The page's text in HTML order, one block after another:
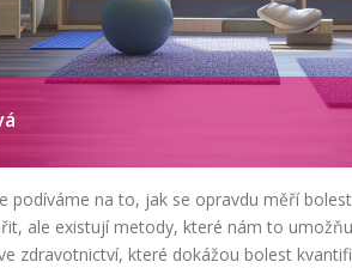
podíváme na to, jak se opravdu měří
ale existují metody, které nám to
zdravotnictví, které dokážou bolest